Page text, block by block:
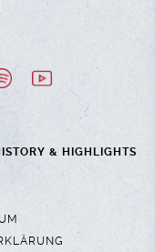
& HIGHLIGHTS